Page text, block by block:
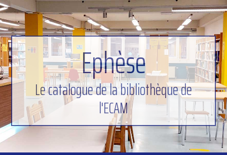
Ephèse
Le catalogue de la bibliothèque de
l'ECAM